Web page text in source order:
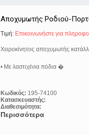
Αποχυμωτής Ροδιού-
Τιμή: Eπικοινωνήστε για
Χειροκίνητος αποχυμωτής
• Με λαστιχένια πόδια �
Κωδικός: 195-74100
Κατασκευαστής:
Διαθεσιμότητα:
Περισσότερα